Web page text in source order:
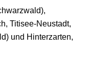
Titisee-Neustadt,
und Hinterzarten,